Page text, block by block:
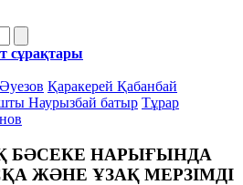
сұрақтары
Қаракерей Қабанбай
Наурызбай батыр Тұрар
НАРЫҒЫНДА
ЖӘНЕ ҰЗАҚ МЕРЗIМДI